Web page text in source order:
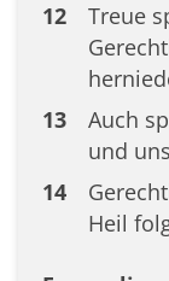
12
Treue
13
Auch
und
14
Heil